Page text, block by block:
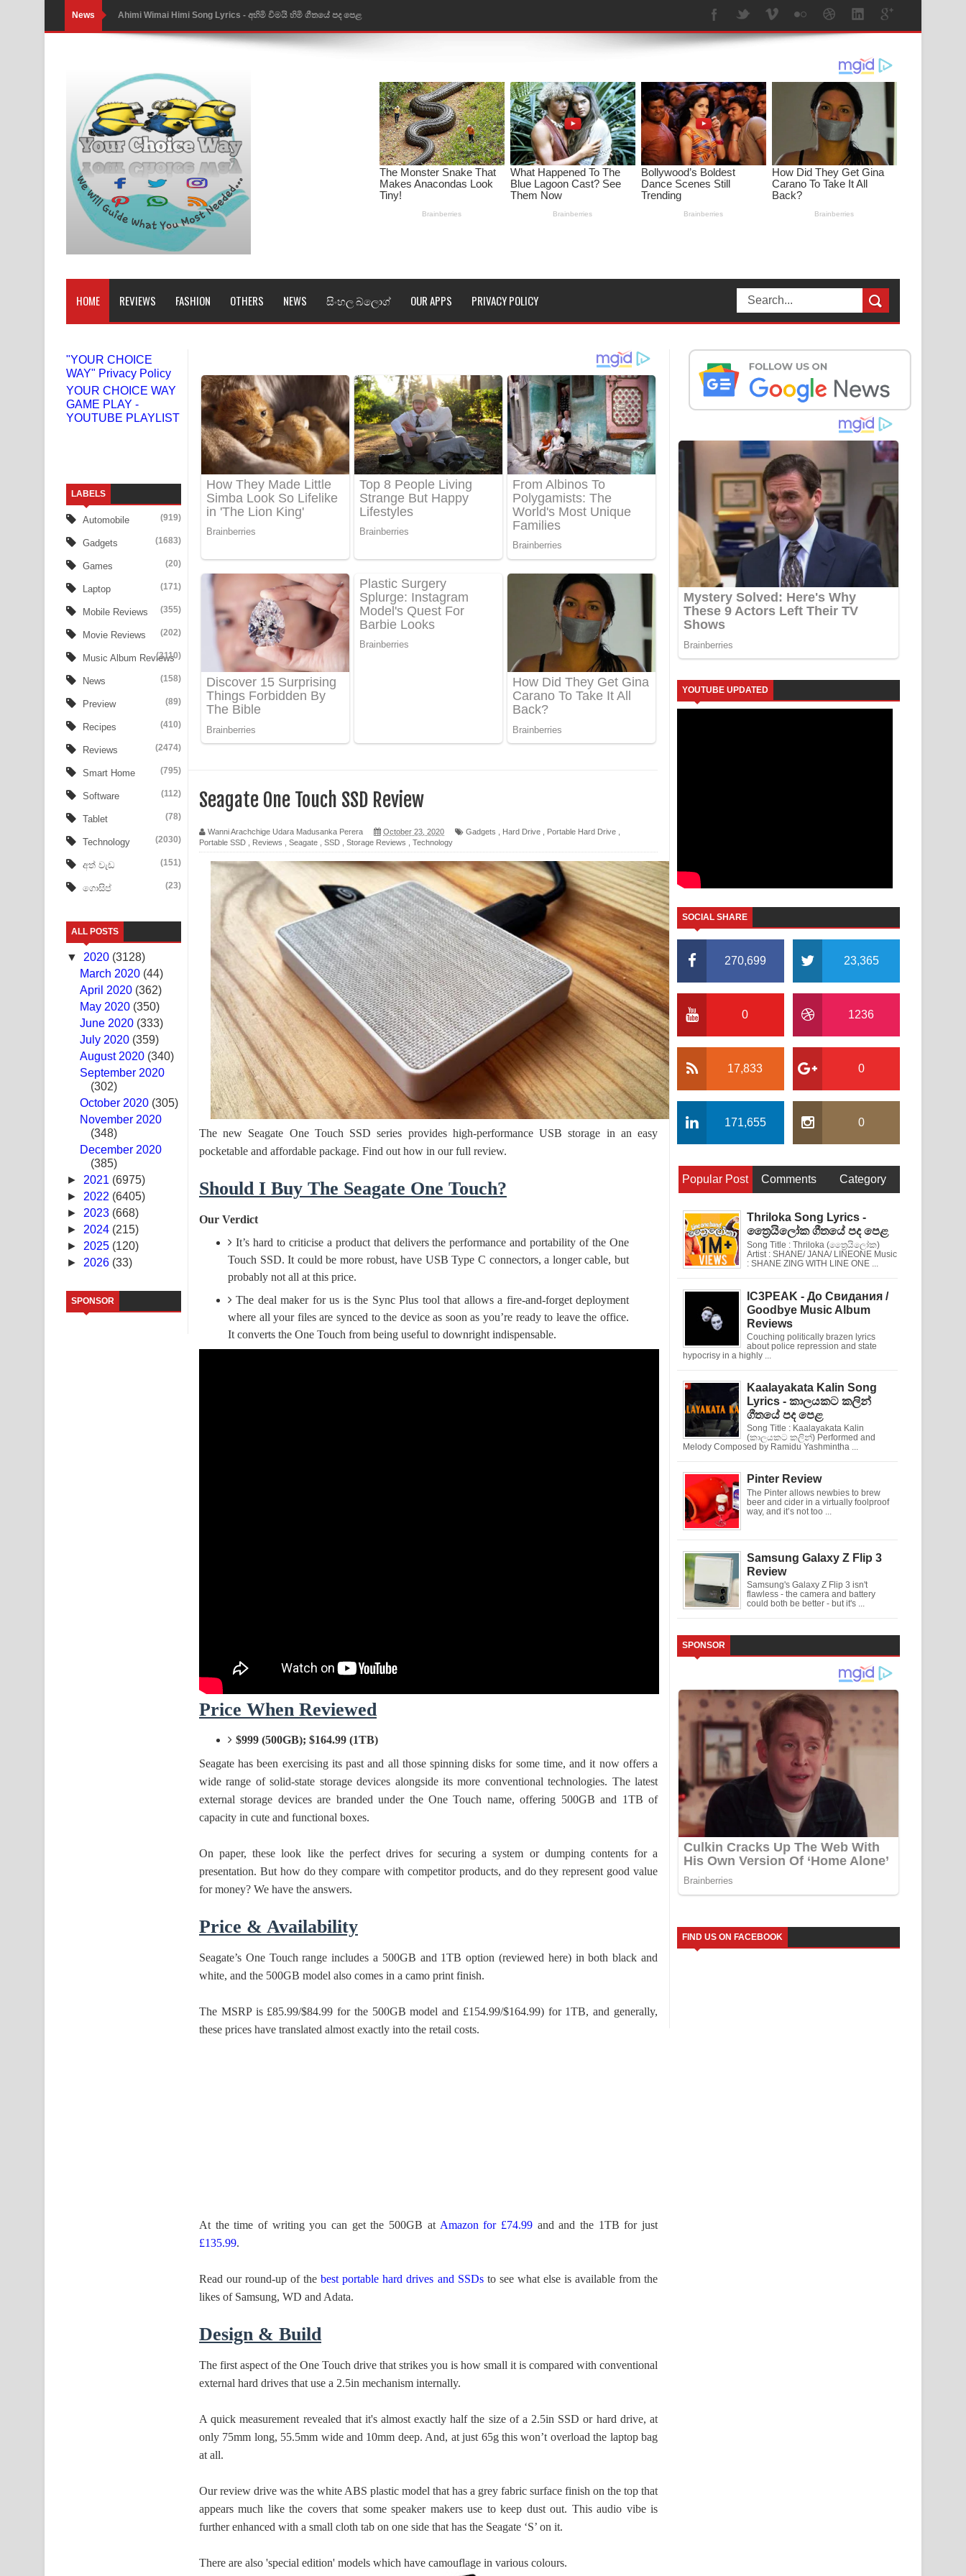
News Ahimi Wimai Himi Song Lyrics - අහිමි විමයි හිමි ගීතයේ පද පෙළ
Mathaka Parana Song Lyrics - මතක පාරනා ගීතයේ පද පෙළ
Nimnadhen Song Lyrics - නිම්නාදෙන් ගීතයේ පද පෙළ
Obamai Mage Adare Song Lyrics - ඔබමයි මගේ ආදරේ ගීතයේ පද පෙළ
Pansal Gihin Song Lyrics - පන්සල් ගිහිං ගීතයේ පද පෙළ
Ankeliya Song Lyrics - අංකෙළිය ගීතයේ පද පෙළ
DEAR GOD Song Lyrics - ඩියර් ගෝඩ් ගීතයේ පද පෙළ
MANAMALA KATHA Song Lyrics - මනමාල කතා ගීතයේ පද පෙළ
Dai Dai Lyrics - Shakira, Burna Boy | 2026 football world cup song lyrics
Numba Dun Aadare Song Lyrics - නුඹ දුන් ආදරේ ගීතයේ පද පෙළ
Liyamuda Dan Anagathe Song Lyrics - ලියමුද දැන් අනාගතේ ගීතයේ පද පෙළ
Doni Song Lyrics - දෝණි ගීතයේ පද පෙළ
Benthara Palame Song Lyrics - බෙන්තර පාලමේ ගීතයේ පද පෙළ
Sanda Babalena Song Lyrics - සඳ බැබලෙන ගීතයේ පද පෙළ
Adare Wadi Nisa Song Lyrics - ආදරේ වැඩි නිසා ගීතයේ පද පෙළ
UNUHUMA Song Lyrics - උණුහුම ගීතයේ පද පෙළ
Katakara Song Lyrics - කටකාර ගීතයේ පද පෙළ
Tharu Yaye Dilena Song Lyrics - තරු යායේ දිලෙනා ගීතයේ පද පෙළ
Ow Man Sosa Song Lyrics - ඔව් මං සෝසා ගීතයේ පද පෙළ
Heavy Weight Song Lyrics
Aye Lanweela Song Lyrics - ආයේ ලංවීලා ගීතයේ පද පෙළ
Ala purannata Song Lyrics - ආල පුරන්නට ගීතයේ පද පෙළ
FEVER DREAM Lyrics - Alex Warren
BTS : Hooligan Lyrics
Apa Hamuwee Song Lyrics - අප හමුවී ගීතයේ පද පෙළ
PATHINIYE Song Lyrics - පතිනියනේ ගීතයේ පද පෙළ
Sorry Sir Song Lyrics - සොරි සර් ගීතයේ පද පෙළ
Mathaka Aluthin Liyanna Song Lyrics - මතක අලුතින් ලියන්න ගීතයේ පද පෙළ
Sandak Awith Song Lyrics - සඳක් ඇවිත් ගීතයේ පද පෙළ
Swetha Sande Song Lyrics - ශ්වේත සඳේ ගීතයේ පද පෙළ
Ma Igili Giya Lyrics - මා ඉගිලී ගියා ගීතයේ පද පෙළ
Ras Balan Song Lyrics - රැස් බලන් ගීතයේ පද පෙළ
Hoda sihiyen Song Lyrics - හොද සිහියෙන් ගීතයේ පද පෙළ
Awanken Song Lyrics - අවංකෙන් ගීතයේ පද පෙළ
Pa Sina Song Lyrics - පෑ සිනා ගීතයේ පද පෙළ
Manobhawa Song Lyrics - මනෝභව ගීතයේ පද පෙළ
Akahe Indala Song Lyrics - ආකාහේ ඉඳලා ගීතයේ පද පෙළ
Raawaya Song Lyrics - රාවය ගීතයේ පද පෙළ
Saddeta Denna Song Lyrics - සද්දෙට දෙන්න ගීතයේ පද පෙළ
Kaalaya Song Lyrics - කාලය ගීතයේ පද පෙළ
HOME REVIEWS FASHION OTHERS NEWS සිංහල බ්ලොග් OUR APPS PRIVACY POLICY
"YOUR CHOICE
WAY" Privacy Policy
YOUR CHOICE WAY
GAME PLAY -
YOUTUBE PLAYLIST
LABELS
Automobile (919)
Gadgets (1683)
Games (20)
Laptop (171)
Mobile Reviews (355)
Movie Reviews (202)
Music Album Reviews
(3110)
News (158)
Preview (89)
Recipes (410)
Reviews (2474)
Smart Home (795)
Software (112)
Tablet (78)
Technology (2030)
අත් වැඩ (151)
ගොසිප් (23)
ALL POSTS
▼ 2020 (3128)
March 2020 (44)
April 2020 (362)
May 2020 (350)
June 2020 (333)
July 2020 (359)
August 2020 (340)
September 2020
(302)
October 2020 (305)
November 2020
(348)
December 2020
(385)
► 2021 (6975)
► 2022 (6405)
► 2023 (668)
► 2024 (215)
► 2025 (120)
► 2026 (33)
SPONSOR
Seagate One Touch SSD Review
Wanni Arachchige Udara Madusanka Perera October 23, 2020 Gadgets Hard Drive Portable Hard Drive
Portable SSD
Reviews Seagate SSD Storage Reviews Technology
The new Seagate One Touch SSD series provides high-performance USB storage in an easy
pocketable and affordable package. Find out how in our full review.
Should I Buy The Seagate One Touch?
Our Verdict
It’s hard to criticise a product that delivers the performance and portability of the One
Touch SSD. It could be more robust, have USB Type C connectors, a longer cable, but
probably not all at this price.
The deal maker for us is the Sync Plus tool that allows a fire-and-forget deployment
where all your files are synced to the device as soon as you’re ready to leave the office.
It converts the One Touch from being useful to downright indispensable.
Price When Reviewed
$999 (500GB); $164.99 (1TB)
Seagate has been exercising its past and all those spinning disks for some time, and it now offers a
wide range of solid-state storage devices alongside its more conventional technologies. The latest
external storage devices are branded under the One Touch name, offering 500GB and 1TB of
capacity in cute and functional boxes.
On paper, these look like the perfect drives for securing a system or dumping contents for a
presentation. But how do they compare with competitor products, and do they represent good value
for money? We have the answers.
Price & Availability
Seagate’s One Touch range includes a 500GB and 1TB option (reviewed here) in both black and
white, and the 500GB model also comes in a camo print finish.
The MSRP is £85.99/$84.99 for the 500GB model and £154.99/$164.99) for 1TB, and generally,
these prices have translated almost exactly into the retail costs.
At the time of writing you can get the 500GB at Amazon for £74.99 and and the 1TB for just
£135.99.
Read our round-up of thebest portable hard drives and SSDsto see what else is available from the
likes of Samsung, WD and Adata.
Design & Build
The first aspect of the One Touch drive that strikes you is how small it is compared with conventional
external hard drives that use a 2.5in mechanism internally.
A quick measurement revealed that it's almost exactly half the size of a 2.5in SSD or hard drive, at
only 75mm long, 55.5mm wide and 10mm deep. And, at just 65g this won’t overload the laptop bag
at all.
Our review drive was the white ABS plastic model that has a grey fabric surface finish on the top that
appears much like the covers that some speaker makers use to keep dust out. This audio vibe is
further enhanced with a small cloth tab on one side that has the Seagate ‘S’ on it.
There are also 'special edition' models which have camouflage in various colours.
YOUTUBE UPDATED
SOCIAL SHARE
270,699 23,365
0 1236
17,833 0
171,655 0
Popular Post Comments Category
Thriloka Song Lyrics -
ත්‍රෛයිලෝක ගීතයේ පද පෙළ
Song Title : Thriloka (ත්‍රෛයිලෝක)
Artist : SHANE/ JANA/ LINEONE Music
: SHANE ZING WITH LINE ONE ...
IC3PEAK - До Свидания /
Goodbye Music Album
Reviews
Couching politically brazen lyrics
about police repression and state
hypocrisy in a highly ...
Kaalayakata Kalin Song
Lyrics - කාලයකට කලින්
ගීතයේ පද පෙළ
Song Title : Kaalayakata Kalin
(කාලයකට කලින්) Performed and
Melody Composed by Ramidu Yashmintha ...
Pinter Review
The Pinter allows newbies to brew
beer and cider in a virtually foolproof
way, and it’s not too ...
Samsung Galaxy Z Flip 3
Review
Samsung's Galaxy Z Flip 3 isn't
flawless - the camera and battery
could both be better - but it's ...
SPONSOR
FIND US ON FACEBOOK